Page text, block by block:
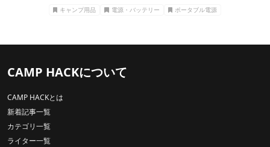
キャンプ用品 電源・バッテリー ポータブル電源
CAMP HACKについて
CAMP HACKとは
新着記事一覧
カテゴリ一覧
ライター一覧